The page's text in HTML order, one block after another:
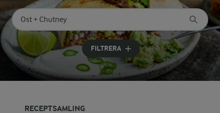
Sök på kategori eller ingrediens
Skriv in sökord för att få förslag
FILTRERA
RECEPTSAMLING